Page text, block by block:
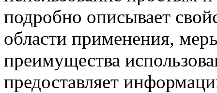
подробно описывает
области применения,
преимущества
предоставляет